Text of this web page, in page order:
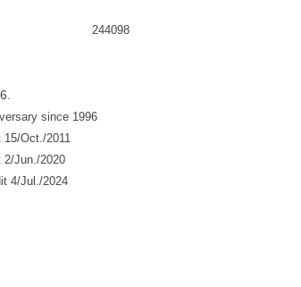
244098
since 1996
Oct./2011
2/Jun./2020
4/Jul./2024